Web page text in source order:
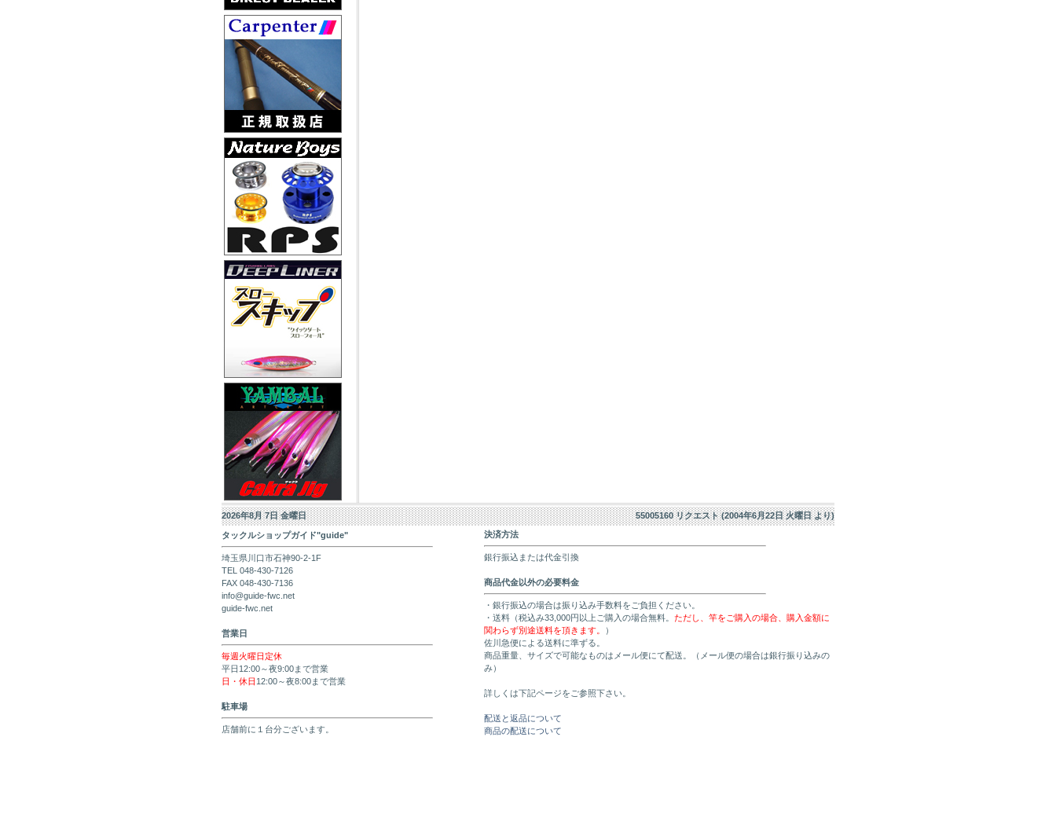
2026年8月 7日 金曜日 55005160 リクエスト (2004年6月22日 火曜日 より)
タックルショップガイド"guide"
埼玉県川口市石神90-2-1F
TEL 048-430-7126
FAX 048-430-7136
info@guide-fwc.net
guide-fwc.net
営業日
毎週火曜日定休
平日12:00～夜9:00まで営業
日・休日 12:00～夜8:00まで営業
駐車場
店舗前に１台分ございます。
決済方法
銀行振込または代金引換
商品代金以外の必要料金
・銀行振込の場合は振り込み手数料をご負担ください。
・送料（税込み33,000円以上ご購入の場合無料。 ただし、竿をご購入の場合、購入金額に
関わらず別途送料を頂きます。
）
佐川急便による送料に準ずる。
商品重量、サイズで可能なものはメール便にて配送。（メール便の場合は銀行振り込みの
み）
詳しくは下記ページをご参照下さい。
配送と返品について
商品の配送について